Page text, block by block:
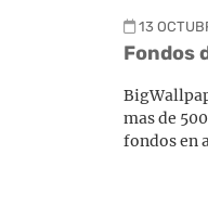
13
Fondos
mas de
fondos en